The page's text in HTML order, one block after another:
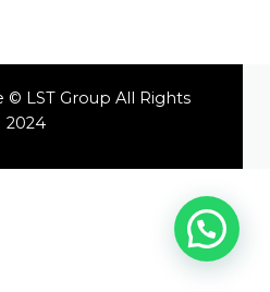
© LST Group All Rights
2024